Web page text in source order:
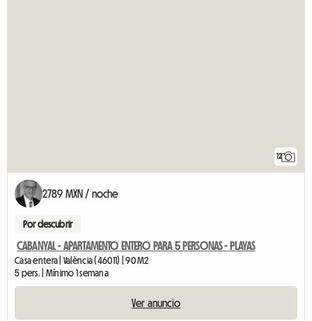
12
2789 MXN / noche
Por descubrir
CABANYAL - APARTAMENTO ENTERO PARA 5 PERSONAS - PLAYAS
Casa entera | València (46011) | 90 M2
5 pers. | Mínimo 1 semana
Ver anuncio